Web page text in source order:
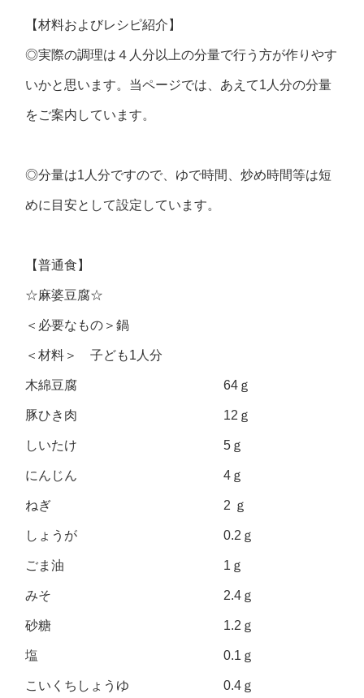
【材料およびレシピ紹介】
◎実際の調理は４人分以上の分量で行う方が作りやす
いかと思います。当ページでは、あえて1人分の分量
をご案内しています。
◎分量は1人分ですので、ゆで時間、炒め時間等は短
めに目安として設定しています。
【普通食】
☆麻婆豆腐☆
＜必要なもの＞鍋
＜材料＞ 子ども1人分
木綿豆腐 64ｇ
豚ひき肉 12ｇ
しいたけ 5ｇ
にんじん 4ｇ
ねぎ 2 ｇ
しょうが 0.2ｇ
ごま油 1ｇ
みそ 2.4ｇ
砂糖 1.2ｇ
塩 0.1ｇ
こいくちしょうゆ 0.4ｇ